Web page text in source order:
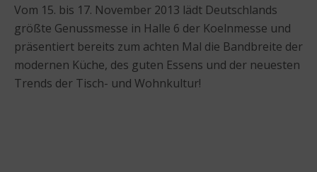
Vom 15. bis 17. November 2013 lädt Deutschlands
größte Genussmesse in Halle 6 der Koelnmesse und
präsentiert bereits zum achten Mal die Bandbreite der
modernen Küche, des guten Essens und der neuesten
Trends der Tisch- und Wohnkultur!